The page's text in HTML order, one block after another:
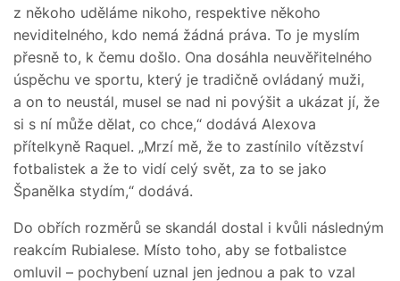
z někoho uděláme nikoho, respektive někoho
neviditelného, kdo nemá žádná práva. To je myslím
přesně to, k čemu došlo. Ona dosáhla neuvěřitelného
úspěchu ve sportu, který je tradičně ovládaný muži,
a on to neustál, musel se nad ni povýšit a ukázat jí, že
si s ní může dělat, co chce,“ dodává Alexova
přítelkyně Raquel. „Mrzí mě, že to zastínilo vítězství
fotbalistek a že to vidí celý svět, za to se jako
Španělka stydím,“ dodává.
Do obřích rozměrů se skandál dostal i kvůli následným
reakcím Rubialese. Místo toho, aby se fotbalistce
omluvil – pochybení uznal jen jednou a pak to vzal